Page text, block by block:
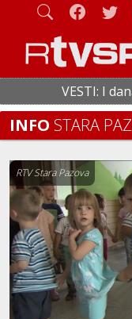
VESTI: I danas
INFO STARA
RTV Stara Pazova